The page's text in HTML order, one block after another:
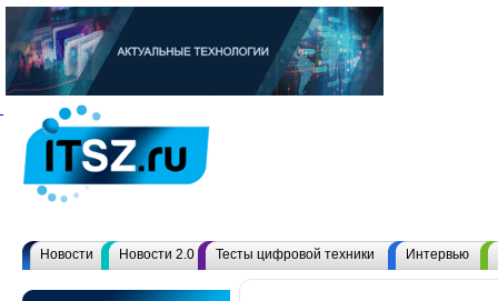
Новости Новости 2.0 Тесты цифровой техники Интервью